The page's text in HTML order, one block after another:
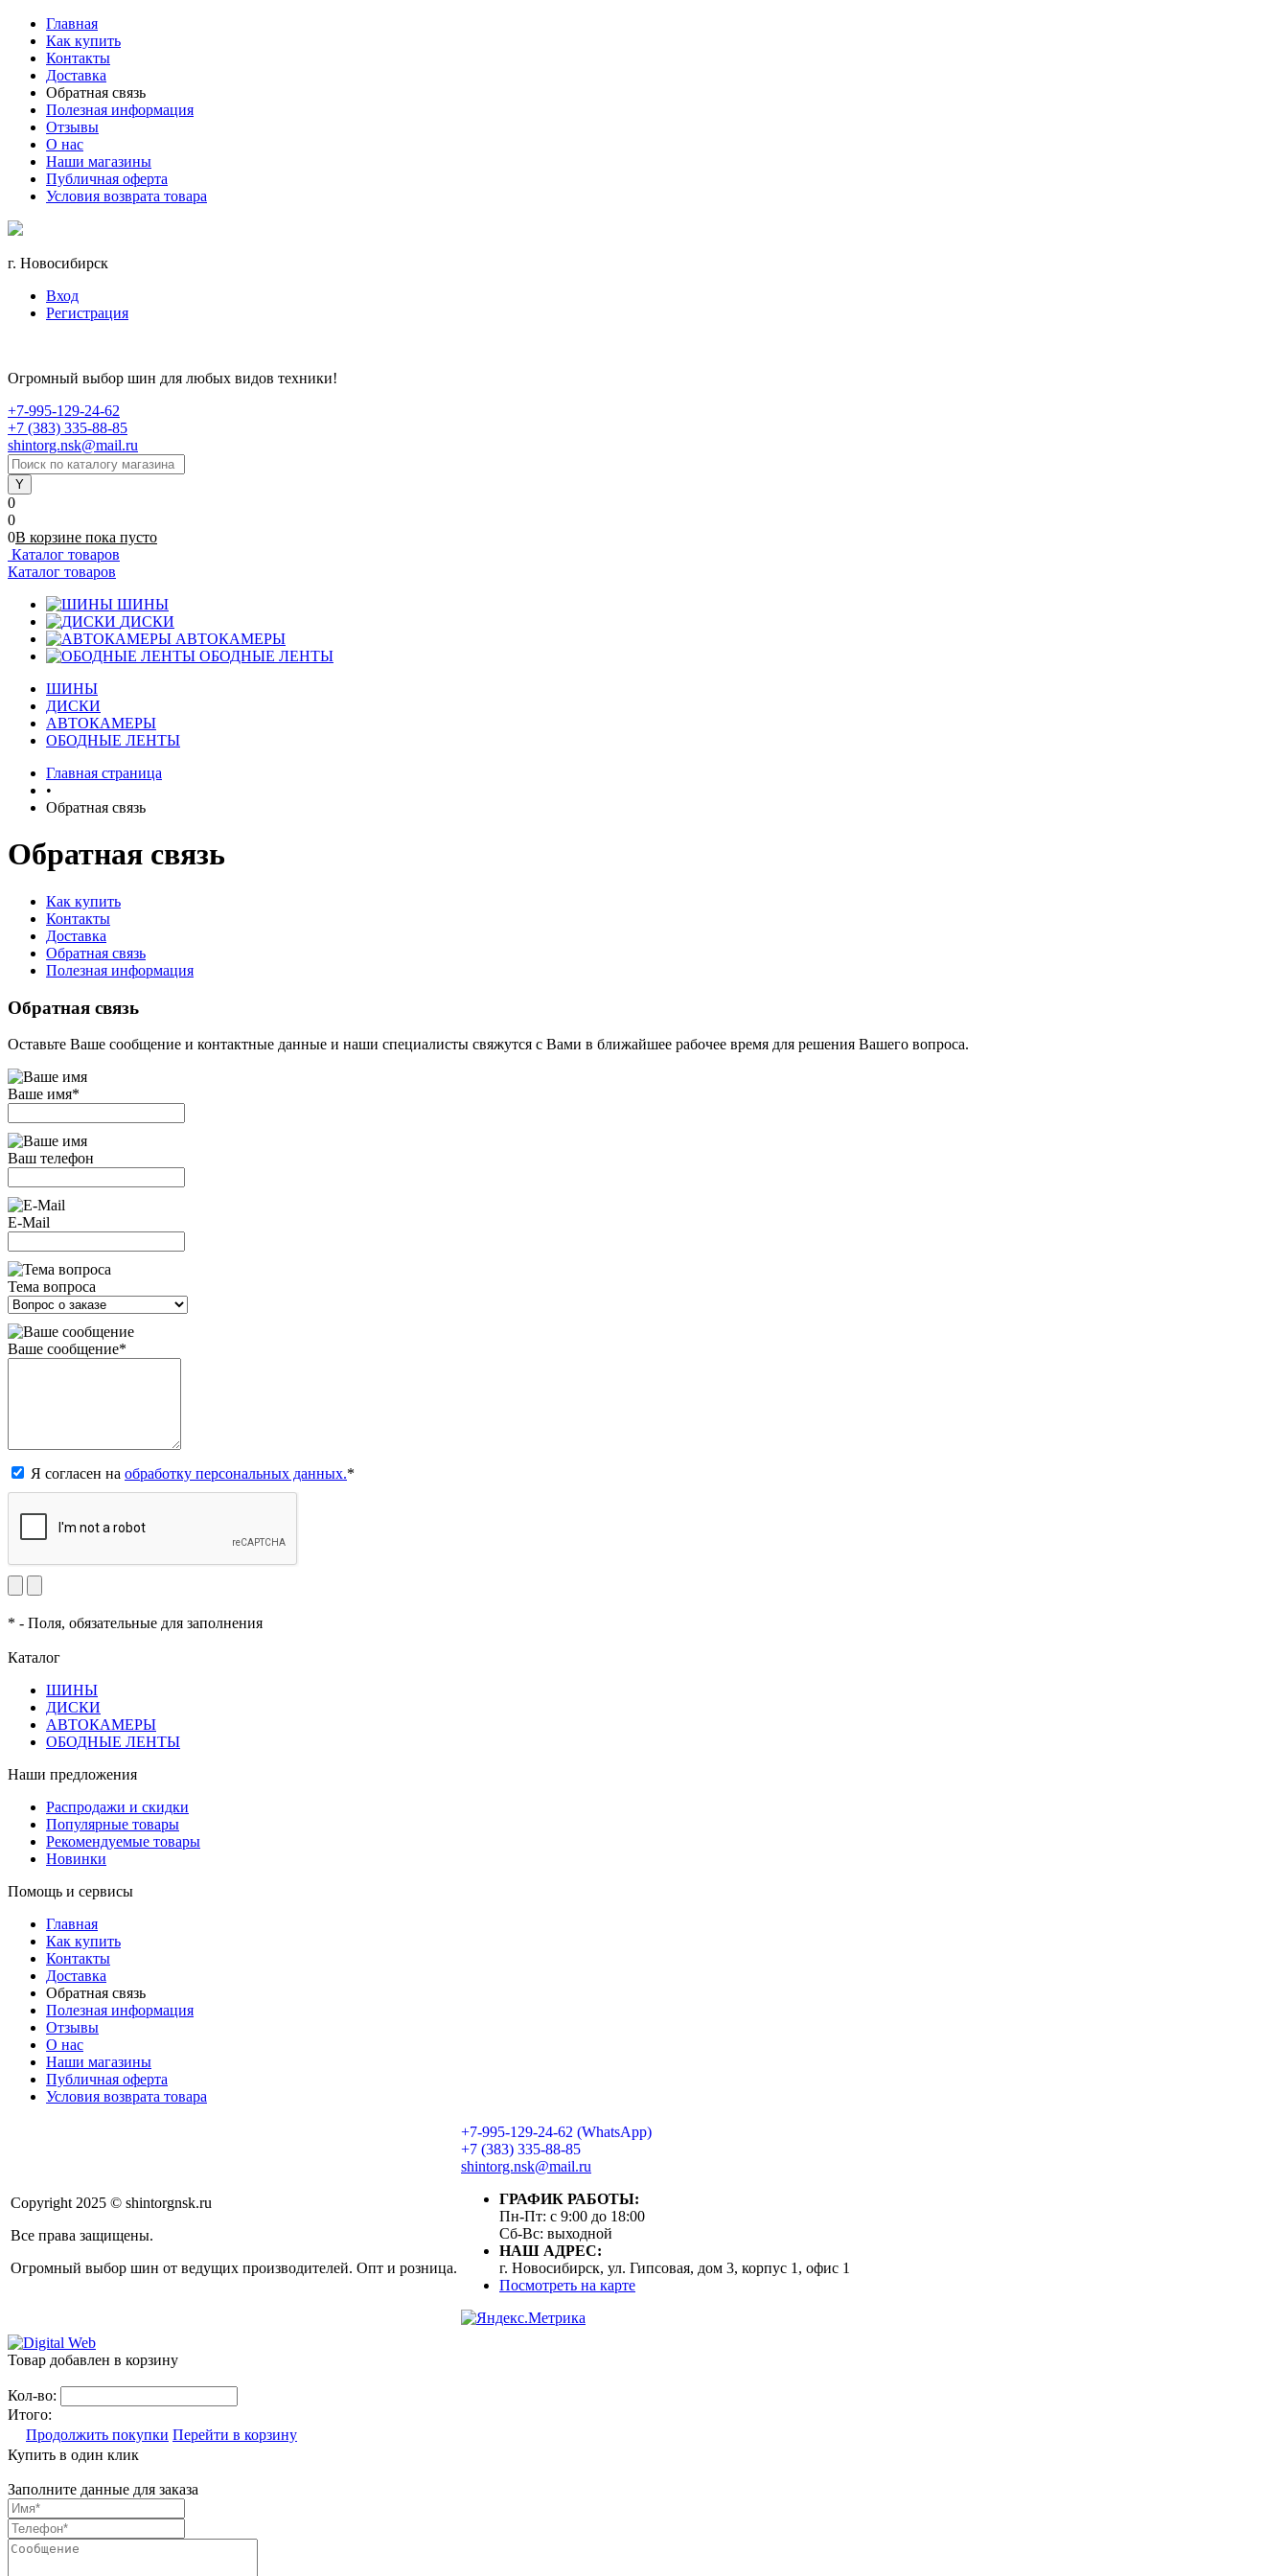
Главная
Как купить
Контакты
Доставка
Обратная связь
Полезная информация
Отзывы
О нас
Наши магазины
Публичная оферта
Условия возврата товара
г. Новосибирск
Вход
Регистрация
Огромный выбор шин для любых видов техники!
+7-995-129-24-62
+7 (383) 335-88-85
shintorg.nsk@mail.ru
0
0
0В корзине пока пусто
Каталог товаров
Каталог товаров
ШИНЫ
ДИСКИ
АВТОКАМЕРЫ
ОБОДНЫЕ ЛЕНТЫ
ШИНЫ
ДИСКИ
АВТОКАМЕРЫ
ОБОДНЫЕ ЛЕНТЫ
Главная страница
•
Обратная связь
Обратная связь
Как купить
Контакты
Доставка
Обратная связь
Полезная информация
Обратная связь
Оставьте Ваше сообщение и контактные данные и наши специалисты свяжутся с Вами в ближайшее рабочее время для решения Вашего вопроса.
Ваше имя*
Ваш телефон
E-Mail
Тема вопроса
Ваше сообщение*
Я согласен на обработку персональных данных.*
* - Поля, обязательные для заполнения
Каталог
ШИНЫ
ДИСКИ
АВТОКАМЕРЫ
ОБОДНЫЕ ЛЕНТЫ
Наши предложения
Распродажи и скидки
Популярные товары
Рекомендуемые товары
Новинки
Помощь и сервисы
Главная
Как купить
Контакты
Доставка
Обратная связь
Полезная информация
Отзывы
О нас
Наши магазины
Публичная оферта
Условия возврата товара
Copyright 2025 © shintorgnsk.ru
Все права защищены.
Огромный выбор шин от ведущих производителей. Опт и розница.
+7-995-129-24-62 (WhatsApp)
+7 (383) 335-88-85
shintorg.nsk@mail.ru
ГРАФИК РАБОТЫ:
Пн-Пт: с 9:00 до 18:00
Сб-Вс: выходной
НАШ АДРЕС:
г. Новосибирск, ул. Гипсовая, дом 3, корпус 1, офис 1
Посмотреть на карте
Товар добавлен в корзину
Кол-во:
Итого:
Продолжить покупки Перейти в корзину
Купить в один клик
Заполните данные для заказа